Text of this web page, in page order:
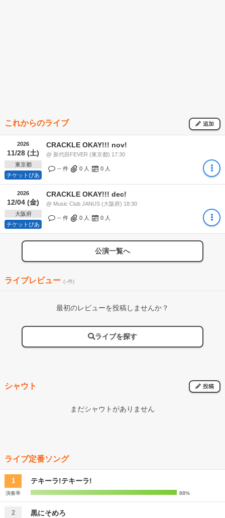
これからのライブ 追加
2026
11/28 (土)
東京都
チケットぴあ
CRACKLE OKAY!!! nov!
@ 新代田FEVER (東京都) 17:30
-- 件 0 人 0 人
2026
12/04 (金)
大阪府
チケットぴあ
CRACKLE OKAY!!! dec!
@ Music Club JANUS (大阪府) 18:30
-- 件 0 人 0 人
公演一覧へ
ライブレビュー (--件)
最初のレビューを投稿しませんか？
ライブを探す
シャウト 投稿
まだシャウトがありません
ライブ定番ソング
1 テキーラ!テキーラ!
演奏率 88%
2 黒にそめろ